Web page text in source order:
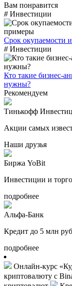
Вам понравится
# Инвестиции
Срок окупаемости
# Инвестиции
Кто такие бизнес-
нужны?
Рекомендуем
Тинькофф
Акции самых
Наши друзья
Биржа YoBit
Инвестиции и
подробнее
Альфа-Банк
Кредит до 5 млн
подробнее
Онлайн-курс
криптовалюту с